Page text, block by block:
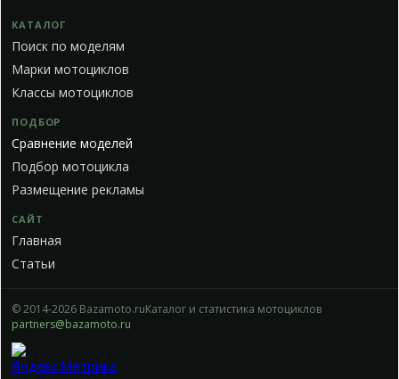
КАТАЛОГ
Поиск по моделям
Марки мотоциклов
Классы мотоциклов
ПОДБОР
Сравнение моделей
Подбор мотоцикла
Размещение рекламы
САЙТ
Главная
Статьи
© 2014-2026 Bazamoto.ruКаталог и статистика мотоциклов
partners@bazamoto.ru